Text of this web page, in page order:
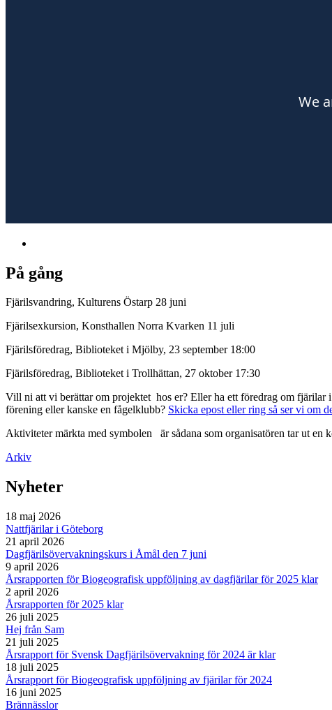
På gång
Fjärilsvandring, Kulturens Östarp 28 juni
Fjärilsexkursion, Konsthallen Norra Kvarken 11 juli
Fjärilsföredrag, Biblioteket i Mjölby, 23 september 18:00
Fjärilsföredrag, Biblioteket i Trollhättan, 27 oktober 17:30
Vill ni att vi berättar om projektet hos er? Eller ha ett föredrag om fjärilar
förening eller kanske en fågelklubb? Skicka epost eller ring så ser vi om
Aktiviteter märkta med symbolen
är sådana som organisatören tar ut en
Arkiv
Nyheter
18 maj 2026
Nattfjärilar i Göteborg
21 april 2026
Dagfjärilsövervakningskurs i Åmål den 7 juni
9 april 2026
Årsrapporten för Biogeografisk uppföljning av dagfjärilar för 2025 klar
2 april 2026
Årsrapporten för 2025 klar
26 juli 2025
Hej från Sam
21 juli 2025
Årsrapport för Svensk Dagfjärilsövervakning för 2024 är klar
18 juli 2025
Årsrapport för Biogeografisk uppföljning av fjärilar för 2024
16 juni 2025
Brännässlor